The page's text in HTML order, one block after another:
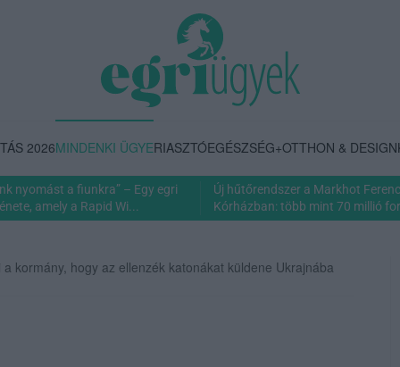
2026MINDENKI ÜGYERIASZTÓEGÉSZSÉG+OTTHON & DESIGN
nyomást a fiunkra” – Egy egri
amely a Rapid Wi...
Új hűtőrendszer a Markhot Ferenc
Kórházban: több mint 70 millió
kormány, hogy az ellenzék katonákat küldene Ukrajnába